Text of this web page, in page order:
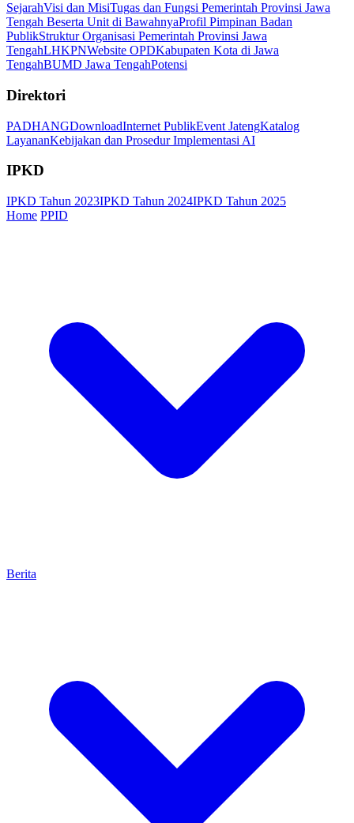
SejarahVisi dan MisiTugas dan Fungsi Pemerintah Provinsi Jawa
Tengah Beserta Unit di BawahnyaProfil Pimpinan Badan
PublikStruktur Organisasi Pemerintah Provinsi Jawa
TengahLHKPNWebsite OPDKabupaten Kota di Jawa
TengahBUMD Jawa TengahPotensi
Direktori
PADHANGDownloadInternet PublikEvent JatengKatalog
LayananKebijakan dan Prosedur Implementasi AI
IPKD
IPKD Tahun 2023IPKD Tahun 2024IPKD Tahun 2025
Home PPID
Berita